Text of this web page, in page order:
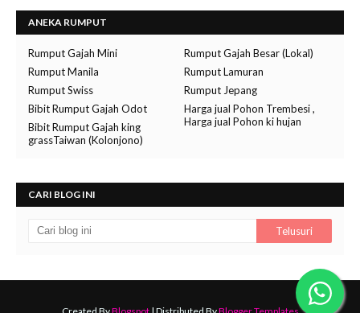
ANEKA RUMPUT
Rumput Gajah Mini
Rumput Gajah Besar (Lokal)
Rumput Manila
Rumput Lamuran
Rumput Swiss
Rumput Jepang
Bibit Rumput Gajah Odot
Harga jual Pohon Trembesi ,
Harga jual Pohon ki hujan
Bibit Rumput Gajah king
grassTaiwan (Kolonjono)
CARI BLOG INI